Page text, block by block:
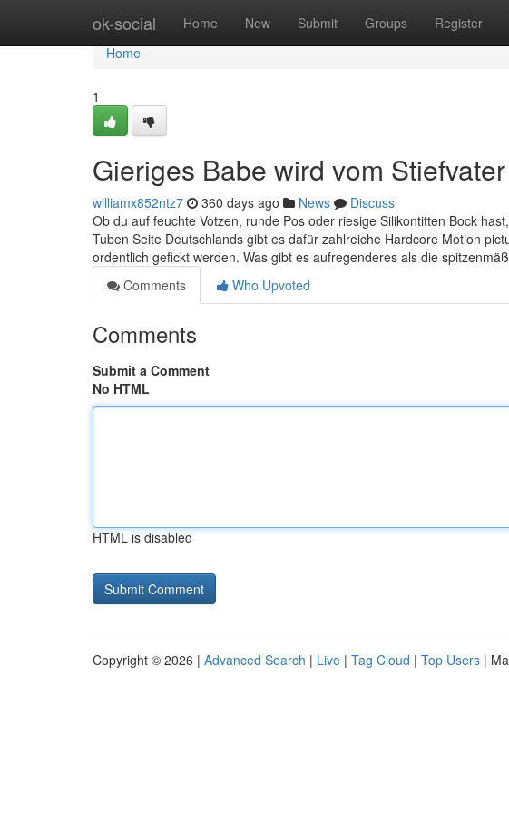
ok-social Home New Submit Groups Register
Home
Home
1
Gieriges Babe wird vom
williamx852ntz7 360 days ago News
Discuss
Ob du auf feuchte Votzen, runde Pos oder riesige Silikontitten Bock
Tuben Seite Deutschlands gibt es dafür zahlreiche Hardcore Motion
ordentlich gefickt werden. Was gibt es aufregenderes als die
Comments
Who Upvoted
Comments
Submit a Comment
No HTML
HTML is disabled
Copyright © 2026 | Advanced Search | Live | Tag Cloud | Top Users |